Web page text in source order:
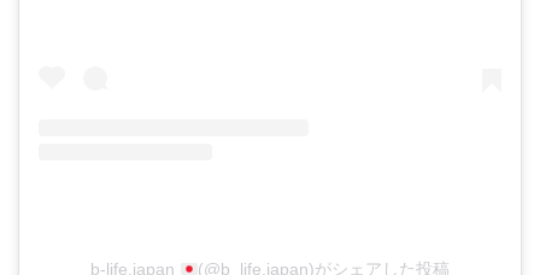
b-life.japan (@b_life.japan)がシェアした投稿